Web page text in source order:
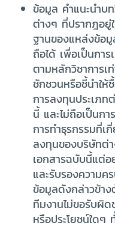
ข้อมูล คำแนะนำบ
ต่างๆ ที่ปรากฎอยู่
ฐานของแหล่งข้อ
ถือได้ เพื่อเป็นการ
ตามหลักวิชาการเ
ชักชวนหรือชี้นำใ
การลงทุนประเภท
นี้ และไม่ถือเป็นกา
การทำธุรกรรมที่
ลงทุนของบริษัทต่
เอกสารฉบับนี้แต่
และรับรองความ
ข้อมูลดังกล่าวข้าง
ทีมงานไม่ขอรับผิด
หรือประโยชน์ใดๆ